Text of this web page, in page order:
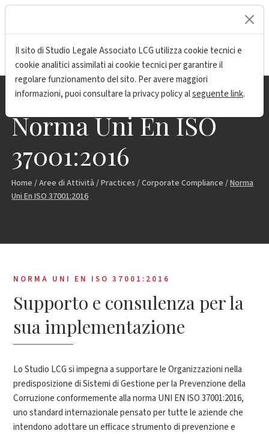
Norma Uni En ISO
37001:2016
Home/Aree di Attività/Practices/Corporate Compliance/Norma
Uni En ISO 37001:2016
NORMA UNI EN ISO 37001:2016
Supporto e consulenza per la
sua implementazione
Lo Studio LCG si impegna a supportare le Organizzazioni nella
predisposizione di Sistemi di Gestione per la Prevenzione della
Corruzione conformemente alla norma UNI EN ISO 37001:2016,
uno standard internazionale pensato per tutte le aziende che
intendono adottare un efficace strumento di prevenzione e
Il sito di Studio Legale Associato LCG utilizza cookie tecnici e
cookie analitici assimilati ai cookie tecnici per garantire il
regolare funzionamento del sito. Per avere maggiori
informazioni, puoi consultare la privacy policy alseguente link.